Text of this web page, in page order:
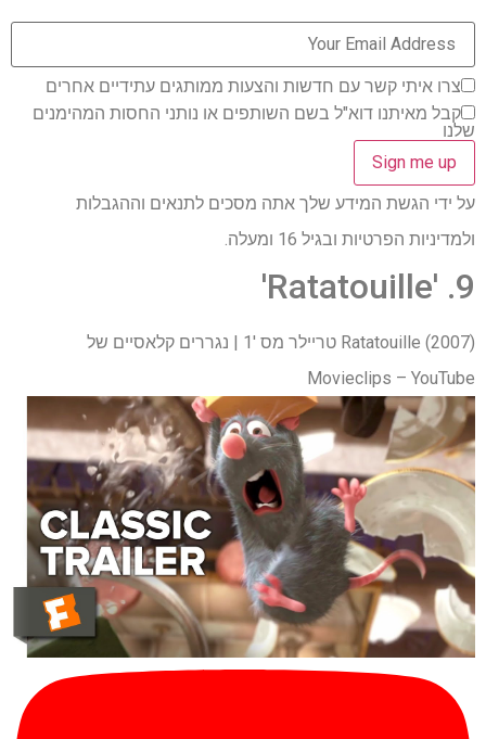
צרו איתי קשר עם חדשות והצעות ממותגים עתידיים אחרים
קבל מאיתנו דוא"ל בשם השותפים או נותני החסות המהימנים
שלנו
על ידי הגשת המידע שלך אתה מסכים לתנאים וההגבלות
ולמדיניות הפרטיות ובגיל 16 ומעלה.
9. 'Ratatouille'
Ratatouille (2007) טריילר מס '1 | נגררים קלאסיים של
Movieclips – YouTube